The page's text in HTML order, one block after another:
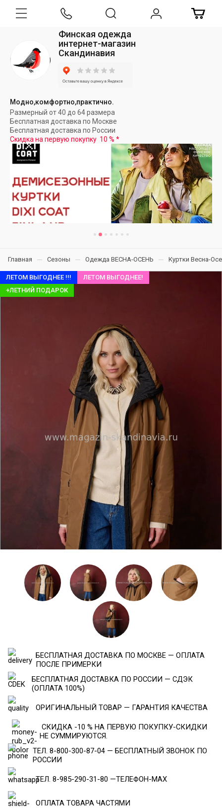
Финская одежда
интернет-магазин
Скандинавия
Модно,комфортно,практично.
Размерный от 40 до 64 размера
Бесплатная доставка по Москве
Бесплатная доставка по России
Скидка на первую покупку 10 % *
Главная Сезоны Одежда ВЕСНА-ОСЕНЬ Куртки Весна-
ЛЕТОМ ВЫГОДНЕЕ !!!
ЛЕТОМ ВЫГОДНЕЕ!
+ЛЕТНИЙ ПОДАРОК
БЕСПЛАТНАЯ ДОСТАВКА ПО МОСКВЕ — ОПЛАТА
ПОСЛЕ ПРИМЕРКИ
БЕСПЛАТНАЯ ДОСТАВКА ПО РОССИИ — СДЭК
(ОПЛАТА 100%)
ОРИГИНАЛЬНЫЙ ТОВАР — ГАРАНТИЯ КАЧЕСТВА
СКИДКА -10 % НА ПЕРВУЮ ПОКУПКУ-СКИДКИ
НЕ СУММИРУЮТСЯ.
ТЕЛ. 8-800-300-87-04 — БЕСПЛАТНЫЙ ЗВОНОК ПО
РОССИИ
ТЕЛ. 8-985-290-31-80 —ТЕЛЕФОН-МАХ
ОПЛАТА ТОВАРА ЧАСТЯМИ